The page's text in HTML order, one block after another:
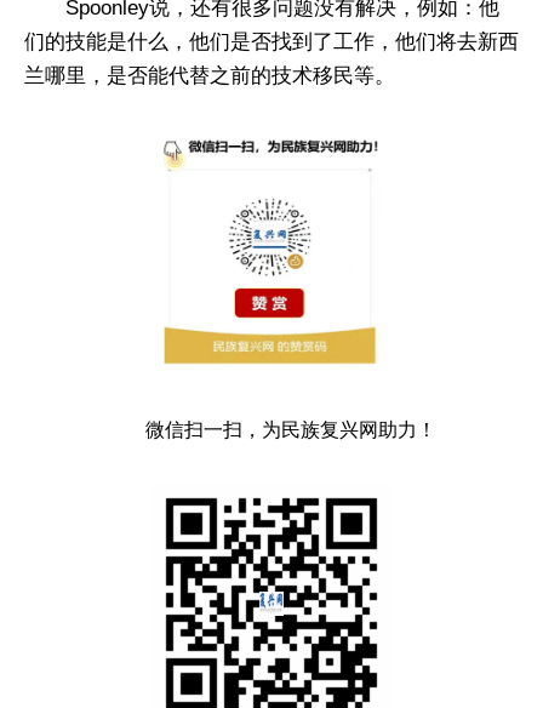
Spoonley说，还有很多问题没有解决，例如：他
们的技能是什么，他们是否找到了工作，他们将去新西
兰哪里，是否能代替之前的技术移民等。
微信扫一扫，为民族复兴网助力！